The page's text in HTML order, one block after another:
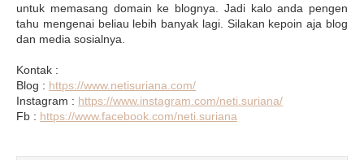
untuk memasang domain ke blognya. Jadi kalo anda pengen
tahu mengenai beliau lebih banyak lagi. Silakan kepoin aja blog
dan media sosialnya.
Kontak :
Blog : https://www.netisuriana.com/
Instagram : https://www.instagram.com/neti.suriana/
Fb : https://www.facebook.com/neti.suriana